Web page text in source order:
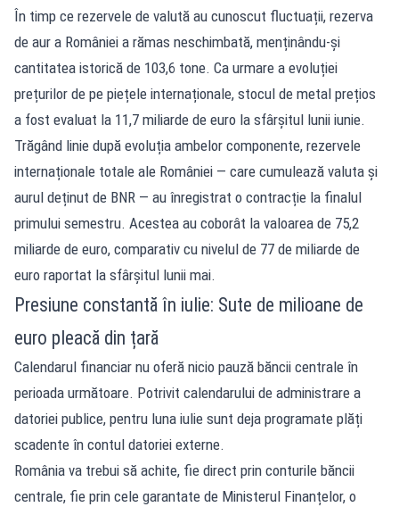
În timp ce rezervele de valută au cunoscut fluctuații, rezerva
de aur a României a rămas neschimbată, menținându-și
cantitatea istorică de 103,6 tone. Ca urmare a evoluției
prețurilor de pe piețele internaționale, stocul de metal prețios
a fost evaluat la 11,7 miliarde de euro la sfârșitul lunii iunie.
Trăgând linie după evoluția ambelor componente, rezervele
internaționale totale ale României — care cumulează valuta și
aurul deținut de BNR — au înregistrat o contracție la finalul
primului semestru. Acestea au coborât la valoarea de 75,2
miliarde de euro, comparativ cu nivelul de 77 de miliarde de
euro raportat la sfârșitul lunii mai.
Presiune constantă în iulie: Sute de milioane de
euro pleacă din țară
Calendarul financiar nu oferă nicio pauză băncii centrale în
perioada următoare. Potrivit calendarului de administrare a
datoriei publice, pentru luna iulie sunt deja programate plăți
scadente în contul datoriei externe.
România va trebui să achite, fie direct prin conturile băncii
centrale, fie prin cele garantate de Ministerul Finanțelor, o